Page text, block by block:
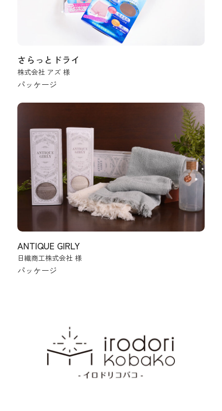
さらっとドライ
株式会社 アズ 様
パッケージ
ANTIQUE GIRLY
日繊商工株式会社 様
パッケージ